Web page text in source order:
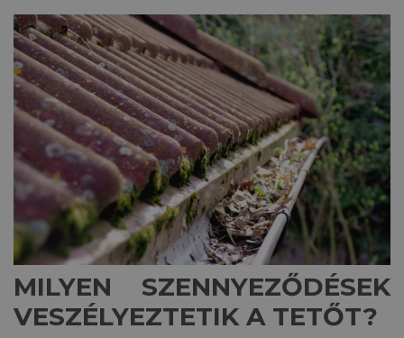
MILYEN SZENNYEZŐDÉSEK
VESZÉLYEZTETIK A TETŐT?